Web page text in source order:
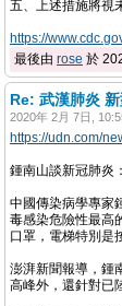
五、上述措施將視
https://
最後由 rose 於
Re: 武漢肺炎
2020年 2月 7日,
https://udn.com/
鍾南山談新冠肺炎
中國傳染病學專家
毒感染危險性最高
口罩，電梯特別是
澎湃新聞報導，鍾
高峰外，還針對已